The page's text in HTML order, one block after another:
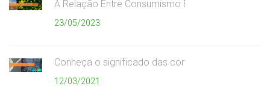
A Relação Entre Consumismo Exagerado e Meio
23/05/2023
Conheça o significado das cores da coleta
12/03/2021